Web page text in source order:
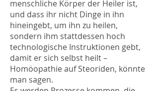
menschliche Körper der Heiler ist,
und dass ihr nicht Dinge in ihn
hineingebt, um ihn zu heilen,
sondern ihm stattdessen hoch
technologische Instruktionen gebt,
damit er sich selbst heilt –
Homöopathie auf Steoriden, könnte
man sagen.